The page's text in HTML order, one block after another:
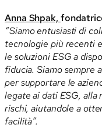
Anna Shpak,
“Siamo entusiasti di
tecnologie più recenti
le soluzioni ESG a
fiducia. Siamo sempre
per supportare le
legate ai dati ESG,
rischi, aiutandole a
facilità”.